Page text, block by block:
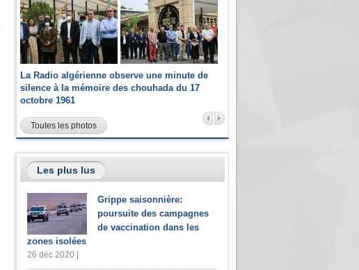
La Radio algérienne observe une minute de
silence à la mémoire des chouhada du 17
octobre 1961
Toutes les photos
Les plus lus
Grippe saisonnière:
poursuite des campagnes
de vaccination dans les
zones isolées
26 déc 2020 |